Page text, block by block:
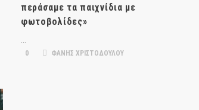
περάσαμε τα παιχνίδια με
φωτοβολίδες»
…
0 ΦΑΝΗΣ ΧΡΙΣΤΟΔΟΥΛΟΥ